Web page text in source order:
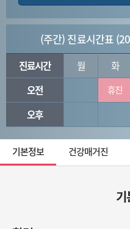
(주간) 진료시간표
진료시간 월 화
오전
휴진
오후
기본정보 건강매거진
기